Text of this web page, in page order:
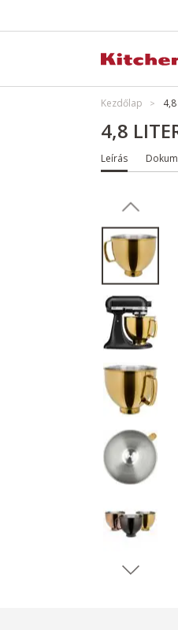
Kezdőlap
4,8
Leírás